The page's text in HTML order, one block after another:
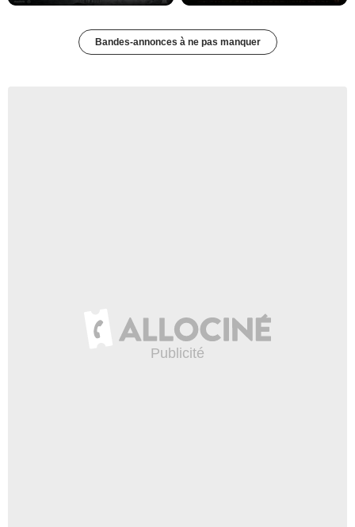
Bandes-annonces à ne pas manquer